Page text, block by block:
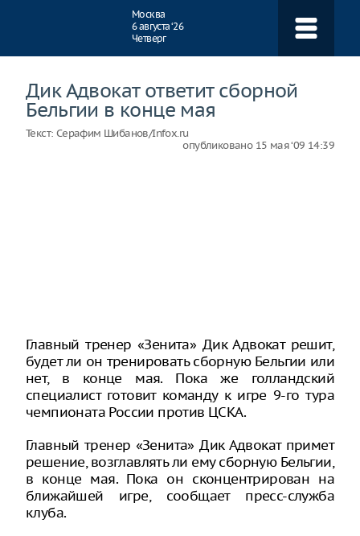
Москва
6 августа ‘26
Четверг
Дик Адвокат ответит сборной
Бельгии в конце мая
Текст: Серафим Шибанов/Infox.ru
опубликовано 15 мая ‘09 14:39
Главный тренер «Зенита» Дик Адвокат решит,
будет ли он тренировать сборную Бельгии или
нет, в конце мая. Пока же голландский
специалист готовит команду к игре 9-го тура
чемпионата России против ЦСКА.
Главный тренер «Зенита» Дик Адвокат примет
решение, возглавлять ли ему сборную Бельгии,
в конце мая. Пока он сконцентрирован на
ближайшей игре, сообщает пресс-служба
клуба.